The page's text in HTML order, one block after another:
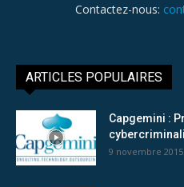
Contactez-nous:
ARTICLES POPULAIRES
Capgemini :
9 novembre 2015